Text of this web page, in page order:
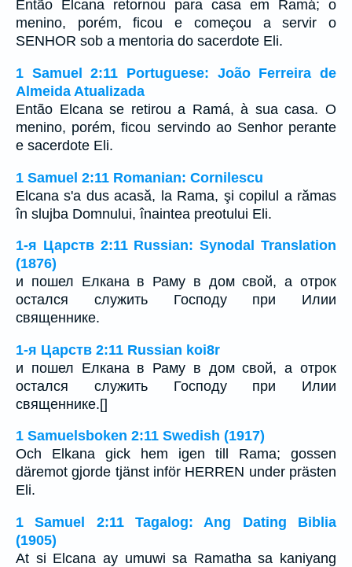
Então Elcana retornou para casa em Ramá; o
menino, porém, ficou e começou a servir o
SENHOR sob a mentoria do sacerdote Eli.
1 Samuel 2:11 Portuguese: João Ferreira de
Almeida Atualizada
Então Elcana se retirou a Ramá, à sua casa. O
menino, porém, ficou servindo ao Senhor perante
e sacerdote Eli.
1 Samuel 2:11 Romanian: Cornilescu
Elcana s'a dus acasă, la Rama, şi copilul a rămas
în slujba Domnului, înaintea preotului Eli.
1-я Царств 2:11 Russian: Synodal Translation
(1876)
и пошел Елкана в Раму в дом свой, а отрок
остался служить Господу при Илии
священнике.
1-я Царств 2:11 Russian koi8r
и пошел Елкана в Раму в дом свой, а отрок
остался служить Господу при Илии
священнике.[]
1 Samuelsboken 2:11 Swedish (1917)
Och Elkana gick hem igen till Rama; gossen
däremot gjorde tjänst inför HERREN under prästen
Eli.
1 Samuel 2:11 Tagalog: Ang Dating Biblia
(1905)
At si Elcana ay umuwi sa Ramatha sa kaniyang